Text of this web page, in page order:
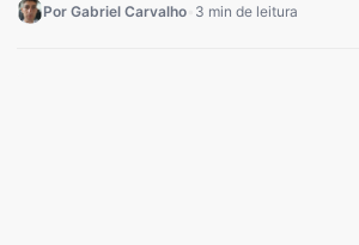
Por Gabriel Carvalho 3 min de leitura